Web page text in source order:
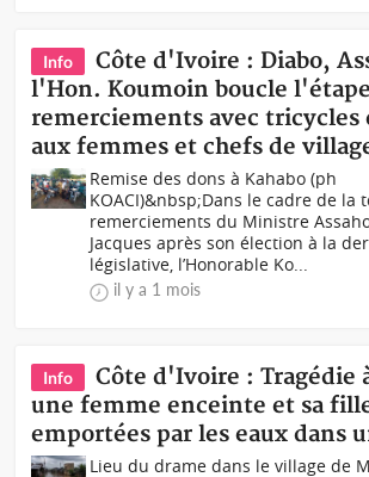
Info
Côte d'Ivoire : Diabo,
l'Hon. Koumoin boucle
remerciements avec tricycles
aux femmes et chefs de
Remise des dons à Kahabo (ph
KOACI)&nbsp;Dans le cadre de la
remerciements du Ministre
Jacques après son élection à la
législative, l’Honorable Ko...
il y a 1 mois
Info
Côte d'Ivoire : Tragédie
une femme enceinte et sa
emportées par les eaux dans
Lieu du drame dans le village de